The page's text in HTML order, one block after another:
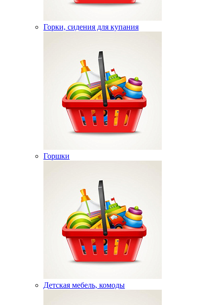
Горки, сидения для купания
Горшки
Детская мебель, комоды